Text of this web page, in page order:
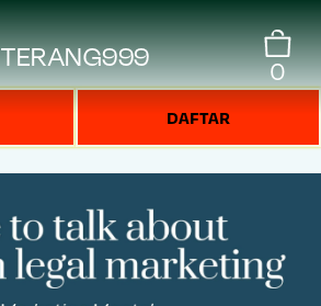
TERANG999 0
DAFTAR